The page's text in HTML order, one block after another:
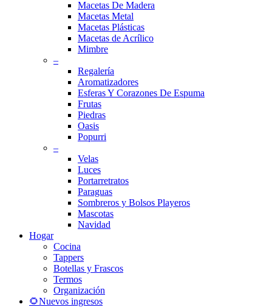
Macetas De Madera
Macetas Metal
Macetas Plásticas
Macetas de Acrílico
Mimbre
–
Regalería
Aromatizadores
Esferas Y Corazones De Espuma
Frutas
Piedras
Oasis
Popurri
–
Velas
Luces
Portarretratos
Paraguas
Sombreros y Bolsos Playeros
Mascotas
Navidad
Hogar
Cocina
Tappers
Botellas y Frascos
Termos
Organización
🌻Nuevos ingresos